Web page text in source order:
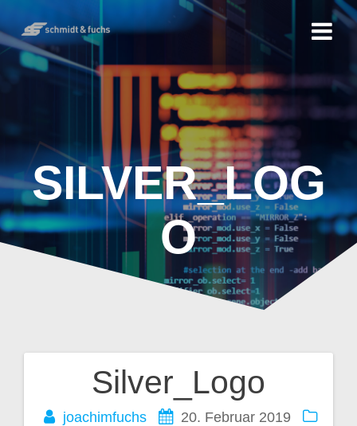
SILVER_LOG
O
Silver_Logo
joachimfuchs
20. Februar 2019
Beitragsnavigation